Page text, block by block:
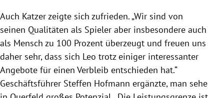
Auch Katzer zeigte sich zufrieden. „Wir sind von
seinen Qualitäten als Spieler aber insbesondere auch
als Mensch zu 100 Prozent überzeugt und freuen uns
daher sehr, dass sich Leo trotz einiger interessanter
Angebote für einen Verbleib entschieden hat.“
Geschäftsführer Steffen Hofmann ergänzte, man sehe